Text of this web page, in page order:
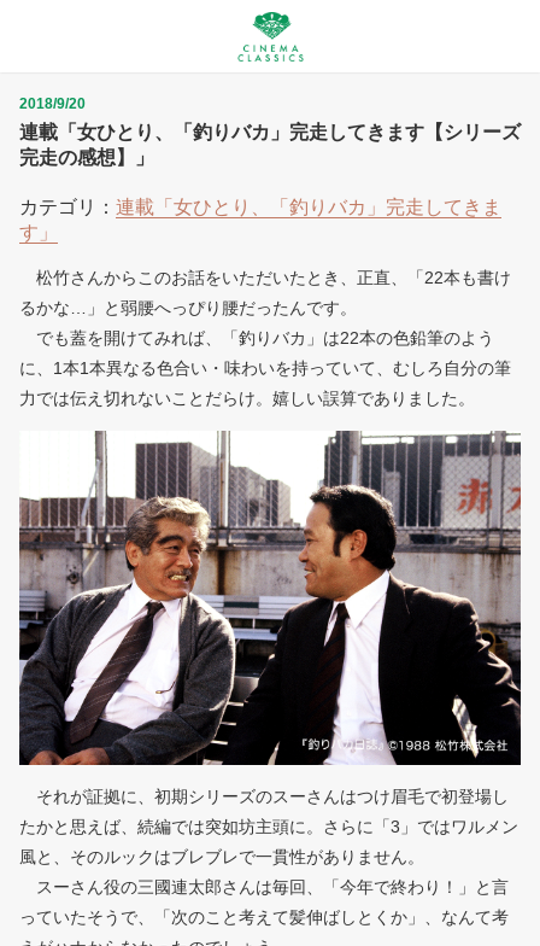
連載「女ひとり、「釣りバカ」完走してきます【シリーズ
完走の感想】」
2018/9/20
カテゴリ： 連載「女ひとり、「釣りバカ」完走してきま
す」
松竹さんからこのお話をいただいたとき、正直、「22本も書け
るかな…」と弱腰へっぴり腰だったんです。
でも蓋を開けてみれば、「釣りバカ」は22本の色鉛筆のよう
に、1本1本異なる色合い・味わいを持っていて、むしろ自分の筆
力では伝え切れないことだらけ。嬉しい誤算でありました。
それが証拠に、初期シリーズのスーさんはつけ眉毛で初登場し
たかと思えば、続編では突如坊主頭に。さらに「3」ではワルメン
風と、そのルックはブレブレで一貫性がありません。
スーさん役の三國連太郎さんは毎回、「今年で終わり！」と言
っていたそうで、「次のこと考えて髪伸ばしとくか」、なんて考